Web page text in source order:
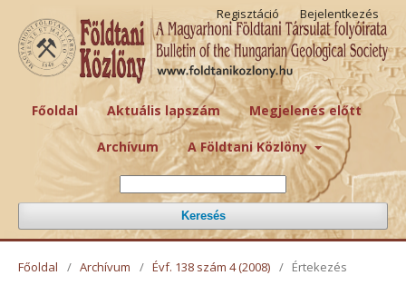
Főoldal Aktuális lapszám Megjelenés előtt
Archívum A Földtani Közlöny
Keresés
Regisztáció Bejelentkezés
Főoldal / Archívum / Évf. 138 szám 4 (2008) / Értekezés